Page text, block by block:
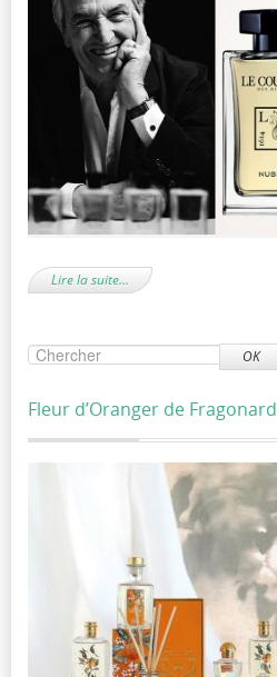
Lire la suite…
OK
Fleur d’Oranger de Fragonard